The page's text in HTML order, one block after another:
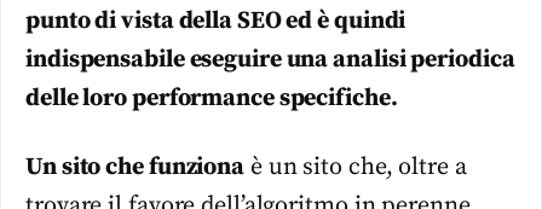
punto di vista della SEO ed è quindi
indispensabile eseguire una analisi periodica
delle loro performance specifiche.
Un sito che funziona è un sito che, oltre a